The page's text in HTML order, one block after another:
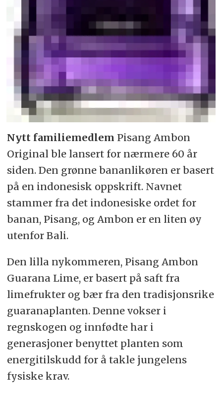
Nytt familiemedlem Pisang Ambon
Original ble lansert for nærmere 60 år
siden. Den grønne bananlikøren er basert
på en indonesisk oppskrift. Navnet
stammer fra det indonesiske ordet for
banan, Pisang, og Ambon er en liten øy
utenfor Bali.
Den lilla nykommeren, Pisang Ambon
Guarana Lime, er basert på saft fra
limefrukter og bær fra den tradisjonsrike
guaranaplanten. Denne vokser i
regnskogen og innfødte har i
generasjoner benyttet planten som
energitilskudd for å takle jungelens
fysiske krav.